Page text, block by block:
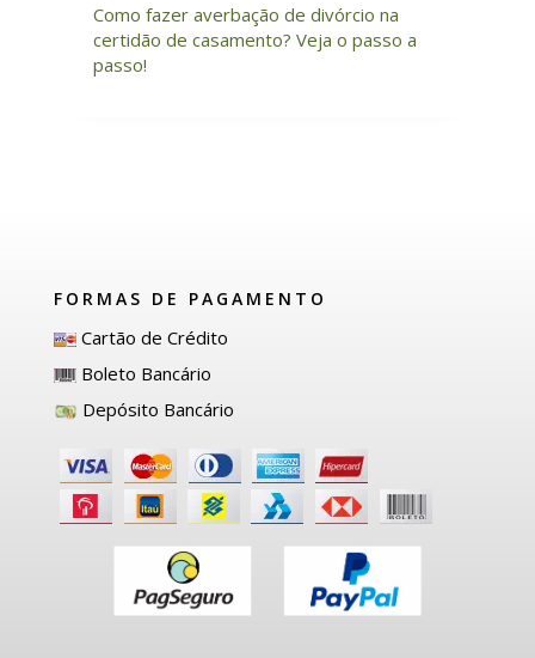
Como fazer averbação de divórcio na
certidão de casamento? Veja o passo a
passo!
FORMAS DE PAGAMENTO
Cartão de Crédito
Boleto Bancário
Depósito Bancário